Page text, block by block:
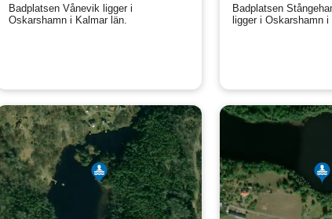
Badplatsen Vånevik ligger i
Oskarshamn i Kalmar län.
Badplatsen
ligger i Oskarshamn